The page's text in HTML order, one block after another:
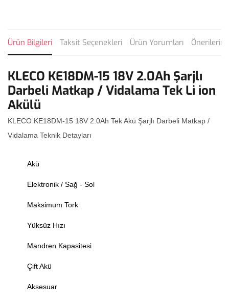
Ürün Bilgileri Taksit Seçenekleri Ürün Yorumları
KLECO KE18DM-15 18V 2.0Ah Şarjlı
Darbeli Matkap / Vidalama Tek Li ion
Akülü
KLECO KE18DM-15 18V 2.0Ah Tek Akü Şarjlı Darbeli Matkap /
Vidalama Teknik Detayları
Akü
Elektronik / Sağ - Sol
Maksimum Tork
Yüksüz Hızı
Mandren Kapasitesi
Çift Akü
Aksesuar